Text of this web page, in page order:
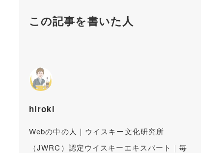
この記事を書いた人
hiroki
Webの中の人｜ウイスキー文化研究所
（JWRC）認定ウイスキーエキスパート｜毎